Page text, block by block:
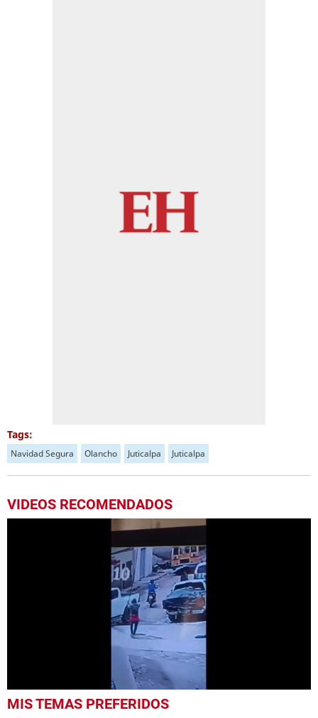
Tags:
Navidad Segura Olancho Juticalpa Juticalpa
VIDEOS RECOMENDADOS
seconds
MIS TEMAS PREFERIDOS